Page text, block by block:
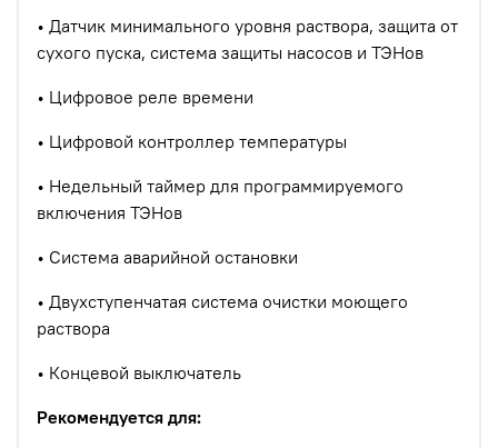
• Датчик минимального уровня раствора, защита от
сухого пуска, система защиты насосов и ТЭНов
• Цифровое реле времени
• Цифровой контроллер температуры
• Недельный таймер для программируемого
включения ТЭНов
• Система аварийной остановки
• Двухступенчатая система очистки моющего
раствора
• Концевой выключатель
Рекомендуется для: